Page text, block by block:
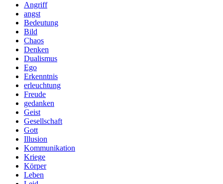
Angriff
angst
Bedeutung
Bild
Chaos
Denken
Dualismus
Ego
Erkenntnis
erleuchtung
Freude
gedanken
Geist
Gesellschaft
Gott
Illusion
Kommunikation
Kriege
Körper
Leben